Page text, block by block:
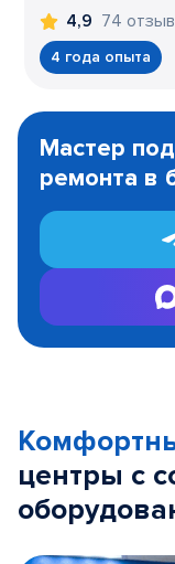
4,9 74
4 года опыта
1
Мастер
ремонта в
центры с